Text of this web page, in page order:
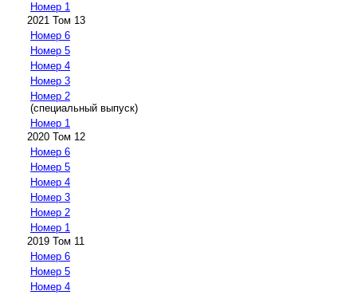
Номер 1
2021 Том 13
Номер 6
Номер 5
Номер 4
Номер 3
Номер 2
(специальный выпуск)
Номер 1
2020 Том 12
Номер 6
Номер 5
Номер 4
Номер 3
Номер 2
Номер 1
2019 Том 11
Номер 6
Номер 5
Номер 4